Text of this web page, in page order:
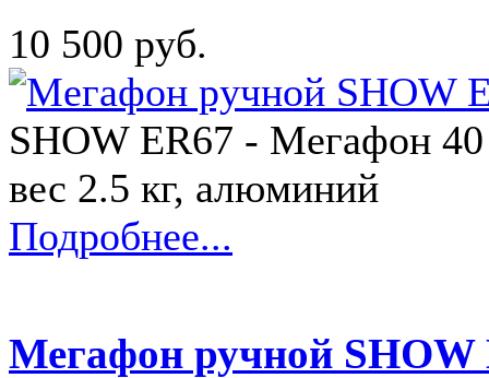
10 500 руб.
SHOW ER67 - Мегафон
вес 2.5 кг, алюминий
Подробнее...
Мегафон ручной SHOW